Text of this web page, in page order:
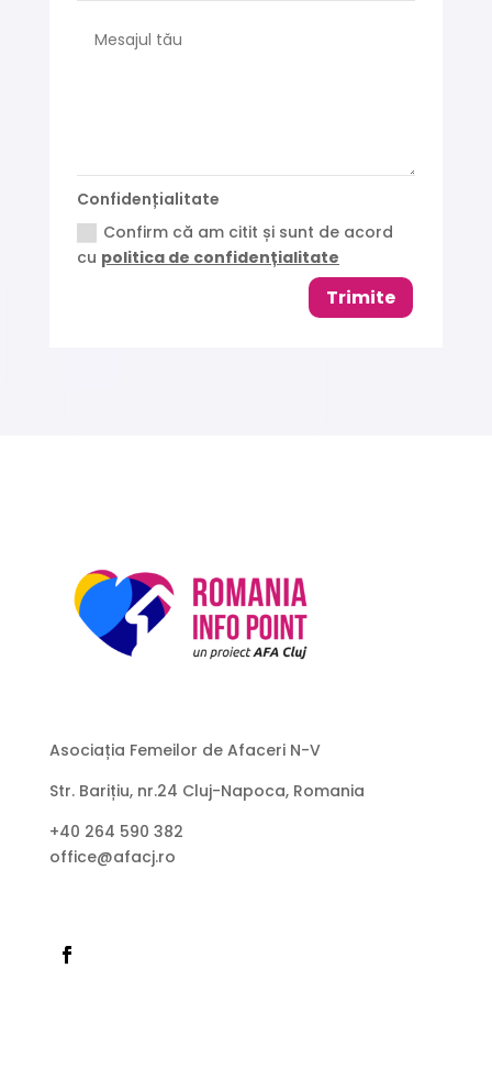
Confidențialitate
Confirm că am citit și sunt de acord
cu politica de confidențialitate
Trimite
Asociația Femeilor de Afaceri N-V
Str. Barițiu, nr.24 Cluj-Napoca, Romania
+40 264 590 382
office@afacj.ro